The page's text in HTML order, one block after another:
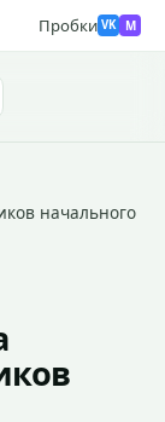
Пробки VK M
начального